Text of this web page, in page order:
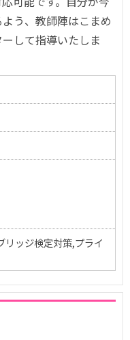
う、教師陣はこまめ
して指導いたしま
リッジ検定対策,プライ